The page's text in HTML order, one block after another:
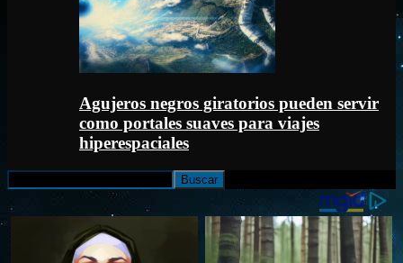
Agujeros negros giratorios pueden servir
como portales suaves para viajes
hiperespaciales